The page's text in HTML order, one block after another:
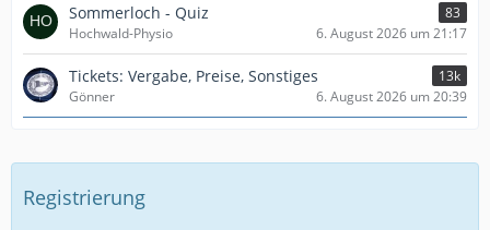
Sommerloch - Quiz
83
Hochwald-Physio
6. August 2026 um 21:17
Tickets: Vergabe, Preise, Sonstiges
13k
Gönner
6. August 2026 um 20:39
Registrierung